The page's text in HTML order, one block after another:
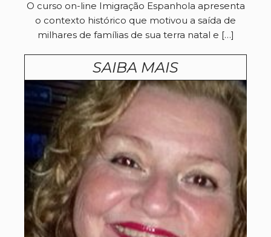
O curso on-line Imigração Espanhola apresenta
o contexto histórico que motivou a saída de
milhares de famílias de sua terra natal e […]
SAIBA MAIS